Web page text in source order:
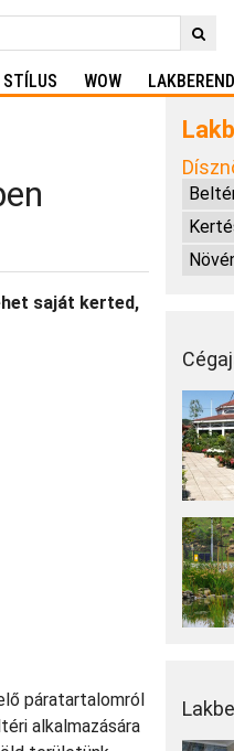
STÍLUS WOW
saját kerted,
páratartalomról
alkalmazására